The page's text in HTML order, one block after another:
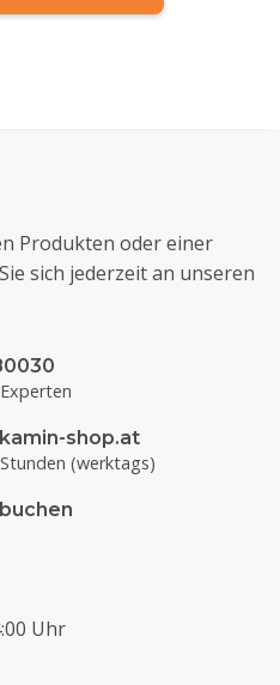
Produkten oder einer
sich jederzeit an unseren
shop.at
(werktags)
Uhr